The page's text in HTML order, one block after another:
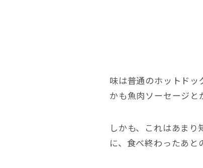
味は普通のホットドッ
かも魚肉ソーセージと
しかも、これはあま
に、食べ終わったあと